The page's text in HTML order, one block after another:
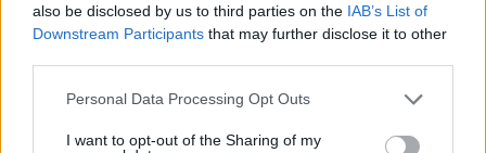
also be disclosed by us to third parties on the IAB’s List of
Downstream Participants that may further disclose it to other
Please note that this website/app uses one or more Google
not limited to your visit or usage behaviour. You may click to
Personal Data Processing Opt Outs
I want to opt-out of the Sharing of my
Συνδέουμε την τηλεοπτική αναγνωρισιμότητα με τα
χρήματα, αλλά αυτό είναι εντελώς μαγική εικόνα.
Μπορεί κάλλιστα να πληρώνεται με τον κατώτατο ένα
σειρά ή εκπομπή.
ΑΠΑΝΤΗΣΗ